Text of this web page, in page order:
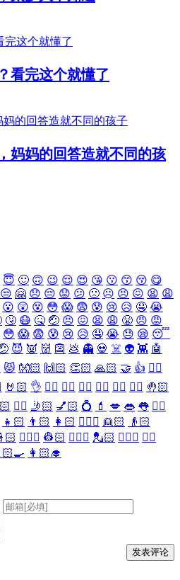
看完这个就懂了
妈妈的回答造就不同的孩
😇 🙂 🙃 😉 😌 😍 😘 😗 😙 😚 😋
😒 🤗 😞 😔 😟 😕 🙁 ☹️ 😣 😖 😫 😩
😮 😲 😵 😳 😱 😨 😰 😢 😥 🤤 😭
🤧 😷 🤒 🤕 😣 😖 😫 😩 😤 😠 😡
😳 😱 😨 😰 😢 😥 🤤 😭 😓 😪 😴
😈 👿 👹 👺 💩 👻 💀 ☠️ 👽 👾 🤖
😾 👐🏻 🙌🏻 👏🏻 🙏🏻 🤝 👍 👎🏻
🤘🏻 👌 👈🏻 👉🏻 👆🏻 👇🏻 ☝🏻 ✋🏻 🤚🏻
✍🏻 🤳🏻 💅🏻 💍 💄 💋 👄 👅 👂🏻
👧🏻 👨🏻 👩🏻 👱🏻‍♀️ 👱🏻
👴🏻
👷🏻‍♀️ 👷🏻 💂🏻‍♀️ 💂🏻 🕵🏻‍♀️ 🕵🏻
👩🏻‍🎓